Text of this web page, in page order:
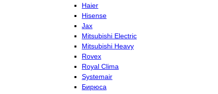
Haier
Hisense
Jax
Mitsubishi Electric
Mitsubishi Heavy
Rovex
Royal Clima
Systemair
Бирюса